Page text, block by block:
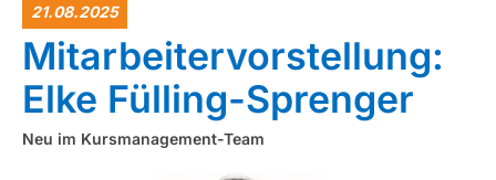
21.08.2025
Mitarbeitervorstellung:
Elke Fülling-Sprenger
Neu im Kursmanagement-Team